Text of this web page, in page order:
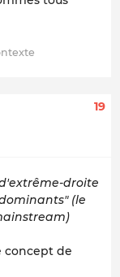
19
droite
(le
concept de